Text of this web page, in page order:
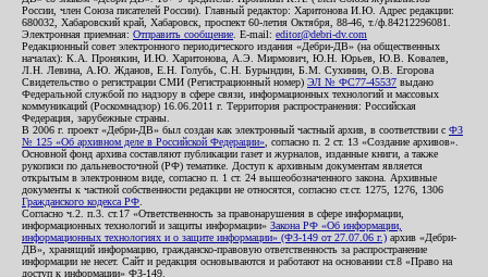
России, член Союза писателей России). Главный редактор: Харитонова И.Ю. Адрес редакции:
680032, Хабаровский край, Хабаровск, проспект 60-летия Октября, 88-46, т./ф.84212296081.
Электронная приемная: Отправить сообщение . E-mail: editor@debri-dv.com
Редакционный совет электронного периодического издания «Дебри-ДВ» (на общественных
началах): К.А. Пронякин, И.Ю. Харитонова, А.Э. Мирмович, Ю.Н. Юрьев, Ю.В. Ковалев,
Л.Н. Левина, А.Ю. Жданов, Е.Н. Голубь, С.Н. Бурындин, Б.М. Сухинин, О.В. Егорова
Свидетельство о регистрации СМИ (Регистрационный номер) ЭЛ № ФС77-45537 выдано
Федеральной службой по надзору в сфере связи, информационных технологий и массовых
коммуникаций (Роскомнадзор) 16.06.2011 г. Территория распространения: Российская
Федерация, зарубежные страны.
В 2006 г. проект «Дебри-ДВ» был создан как электронный частный архив, в соответствии с ФЗ
№ 125 «Об архивном деле в Российской Федерации» , согласно п. 2 ст. 13 «Создание архивов».
Основной фонд архива составляют публикации газет и журналов, изданные книги, а также
рукописи по дальневосточной (РФ) тематике. Доступ к архивным документам является
открытым в электронном виде, согласно п. 1 ст. 24 вышеобозначенного закона. Архивные
документы к частной собственности редакции не относятся, согласно ст.ст. 1275, 1276, 1306
Гражданского кодекса РФ
Согласно ч.2. п.3. ст.17 «Ответственность за правонарушения в сфере информации,
информационных технологий и защиты информации» Закона РФ «Об информации,
информационных технологиях и о защите информации» (ФЗ-149 от 27.07.06 г.) архив «Дебри-
ДВ», хранящий информацию, гражданско-правовую ответственность за распространение
информации не несет. Сайт и редакция основываются и работают на основании ст.8 «Право на
доступ к информации» ФЗ-149.